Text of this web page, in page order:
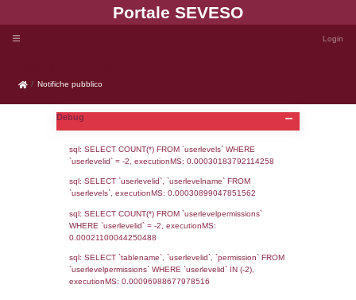
Portale
Notifiche pubblico
Notifiche pubblico
Debug
sql: SELECT COUNT(*) FROM `userlevels`
sql: SELECT `userlevelid`, `userlevelname`